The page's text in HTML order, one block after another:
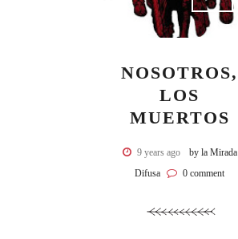
NOSOTROS,
LOS
MUERTOS
9 years ago
by la Mirada
Difusa
0 comment